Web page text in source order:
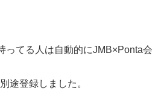
ってる人は自動的にJMB×Ponta会
途登録しました。